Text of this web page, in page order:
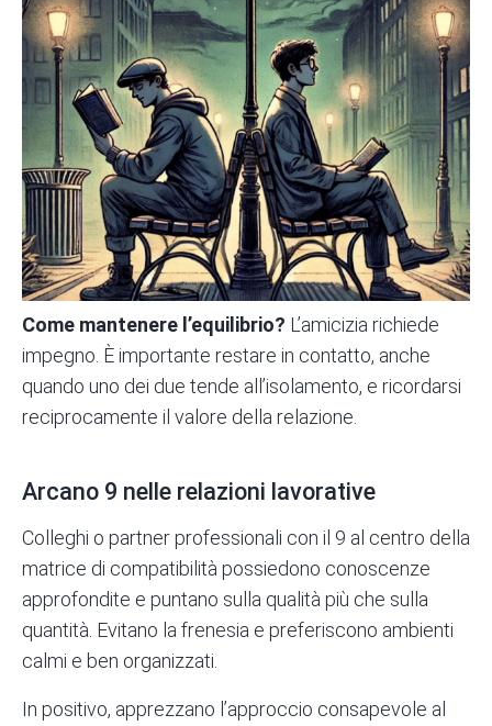
Come mantenere l’equilibrio? L’amicizia richiede
impegno. È importante restare in contatto, anche
quando uno dei due tende all’isolamento, e ricordarsi
reciprocamente il valore della relazione.
Arcano 9 nelle relazioni lavorative
Colleghi o partner professionali con il 9 al centro della
matrice di compatibilità possiedono conoscenze
approfondite e puntano sulla qualità più che sulla
quantità. Evitano la frenesia e preferiscono ambienti
calmi e ben organizzati.
In positivo, apprezzano l’approccio consapevole al